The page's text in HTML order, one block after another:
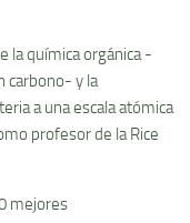
la química orgánica -
carbono- y la
a una escala atómica
profesor de la Rice
mejores